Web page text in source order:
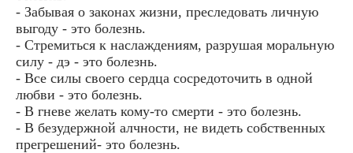
- Забывая о законах жизни, преследовать личную
выгоду - это болезнь.
- Стремиться к наслаждениям, разрушая моральную
силу - дэ - это болезнь.
- Все силы своего сердца сосредоточить в одной
любви - это болезнь.
- В гневе желать кому-то смерти - это болезнь.
- В безудержной алчности, не видеть собственных
прегрешений- это болезнь.